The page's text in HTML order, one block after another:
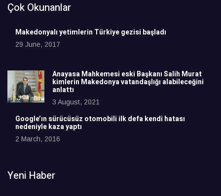
Çok Okunanlar
Makedonyalı yetimlerin Türkiye gezisi başladı
29 June, 2017
Anayasa Mahkemesi eski Başkanı Salih Murat
kimlerin Makedonya vatandaşlığı alabileceğini
anlattı
3 August, 2021
Google’ın sürücüsüz otomobili ilk defa kendi hatası
nedeniyle kaza yaptı
2 March, 2016
Yeni Haber